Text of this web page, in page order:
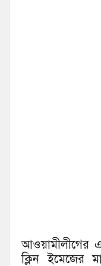
আওয়ামীলীগের
ক্লিন ইমেজের